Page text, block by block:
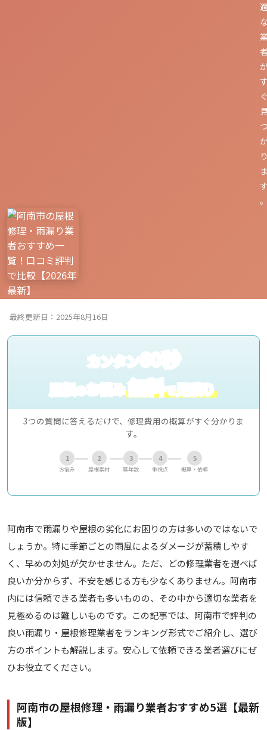
最終更新日：2025年8月16日
カンタン60秒
屋根のお悩み無料で見積り
3つの質問に答えるだけで、修理費用の概算がすぐ分かりま
す。
1
お悩み
2
屋根素材
3
築年数
4
重視点
5
概算・依頼
阿南市で雨漏りや屋根の劣化にお困りの方は多いのではないで
しょうか。特に季節ごとの雨風によるダメージが蓄積しやす
く、早めの対処が欠かせません。ただ、どの修理業者を選べば
良いか分からず、不安を感じる方も少なくありません。阿南市
内には信頼できる業者も多いものの、その中から適切な業者を
見極めるのは難しいものです。この記事では、阿南市で評判の
良い雨漏り・屋根修理業者をランキング形式でご紹介し、選び
方のポイントも解説します。安心して依頼できる業者選びにぜ
ひお役立てください。
阿南市の屋根修理・雨漏り業者おすすめ5選【最新
版】